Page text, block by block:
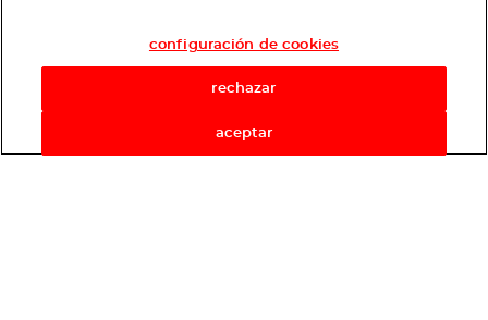
configuración de cookies
rechazar
aceptar